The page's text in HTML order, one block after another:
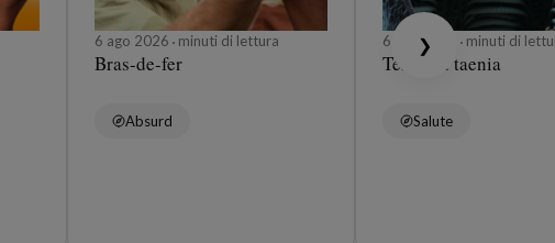
6 ago 2026 minuti di lettura
Bras-de-fer
Absurd
6 ago 2026 minuti di
Ténia ou taenia
Salute
❯